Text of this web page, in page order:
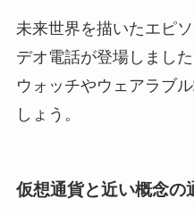
未来世界を描いたエピ
デオ電話が登場しまし
ウォッチやウェアラブ
しょう。
仮想通貨と近い概念の